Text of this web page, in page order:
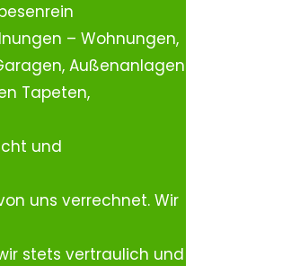
– Wohnungen,
Außenanlagen
Tapeten,
und
uns verrechnet. Wir
stets vertraulich und